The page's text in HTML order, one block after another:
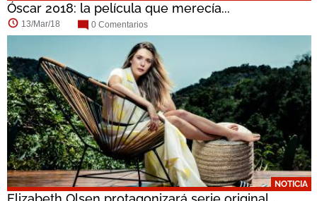
Óscar 2018: la película que merecía...
13/Mar/18 0 Comentarios
NOTICIA